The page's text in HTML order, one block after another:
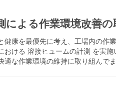
による作業環境改善の
健康を最優先に考え、工場内の作
おける 溶接ヒュームの計測 を実
適な作業環境の維持に取り組んで